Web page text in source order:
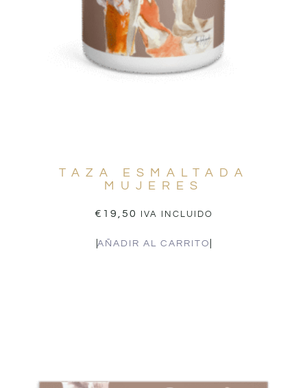
TAZA ESMALTADA
MUJERES
€ 19,50 IVA INCLUIDO
AÑADIR AL CARRITO